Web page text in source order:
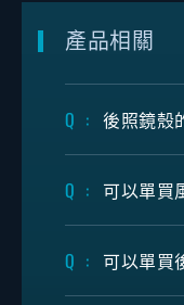
產品相關
後照鏡殼
可以單買
可以單買